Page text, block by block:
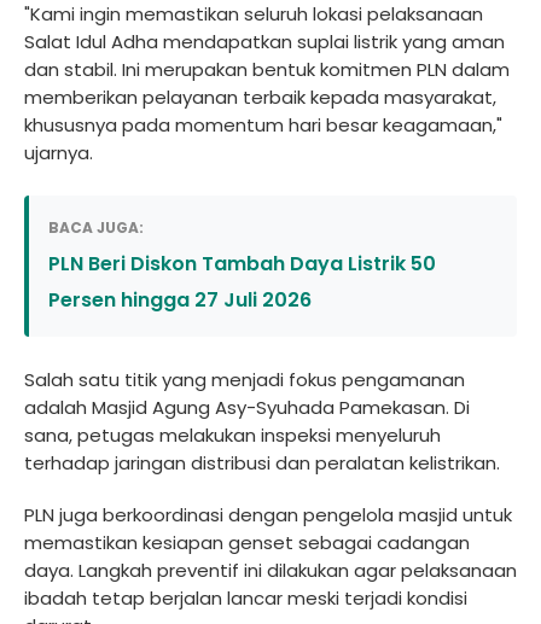
"Kami ingin memastikan seluruh lokasi pelaksanaan
Salat Idul Adha mendapatkan suplai listrik yang aman
dan stabil. Ini merupakan bentuk komitmen PLN dalam
memberikan pelayanan terbaik kepada masyarakat,
khususnya pada momentum hari besar keagamaan,"
ujarnya.
BACA JUGA:
PLN Beri Diskon Tambah Daya Listrik 50
Persen hingga 27 Juli 2026
Salah satu titik yang menjadi fokus pengamanan
adalah Masjid Agung Asy-Syuhada Pamekasan. Di
sana, petugas melakukan inspeksi menyeluruh
terhadap jaringan distribusi dan peralatan kelistrikan.
PLN juga berkoordinasi dengan pengelola masjid untuk
memastikan kesiapan genset sebagai cadangan
daya. Langkah preventif ini dilakukan agar pelaksanaan
ibadah tetap berjalan lancar meski terjadi kondisi